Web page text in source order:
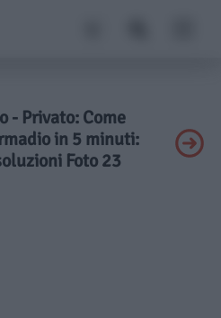
- Privato: Come
in 5 minuti:
Foto 23